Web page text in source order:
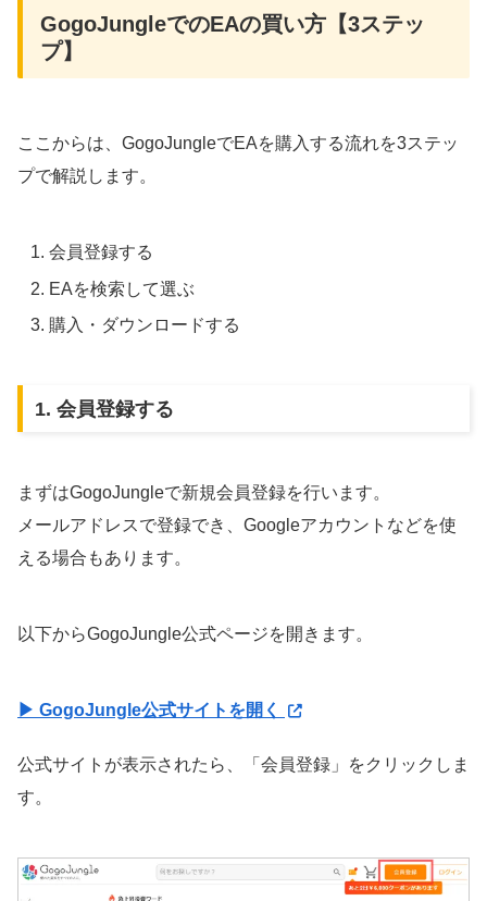
GogoJungleでのEAの買い方【3ステッ
プ】
ここからは、GogoJungleでEAを購入する流れを3ステッ
プで解説します。
会員登録する
EAを検索して選ぶ
購入・ダウンロードする
1. 会員登録する
まずはGogoJungleで新規会員登録を行います。
メールアドレスで登録でき、Googleアカウントなどを使
える場合もあります。
以下からGogoJungle公式ページを開きます。
▶ GogoJungle公式サイトを開く
公式サイトが表示されたら、「会員登録」をクリックしま
す。